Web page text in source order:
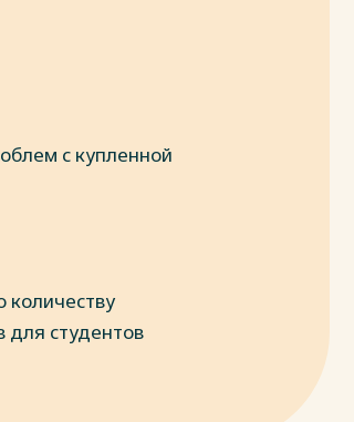
с купленной
количеству
для студентов